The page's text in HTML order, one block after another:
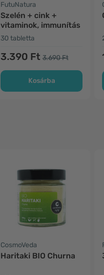
FutuNatura
Szelén + cink +
vitaminok, immunítás
30 tabletta
3.390 Ft 3.690 Ft
Kosárba
CosmoVeda
Haritaki BIO Churna